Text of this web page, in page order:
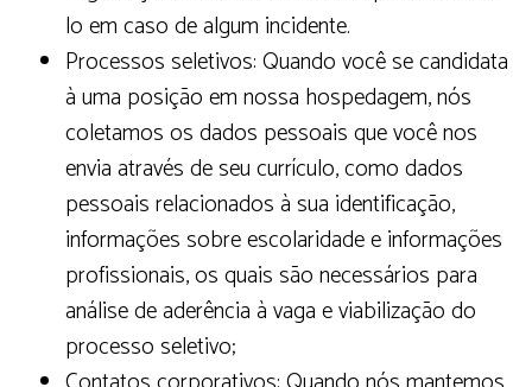
lo em caso de algum incidente.
Processos seletivos: Quando você se candidata
à uma posição em nossa hospedagem, nós
coletamos os dados pessoais que você nos
envia através de seu currículo, como dados
pessoais relacionados à sua identificação,
informações sobre escolaridade e informações
profissionais, os quais são necessários para
análise de aderência à vaga e viabilização do
processo seletivo;